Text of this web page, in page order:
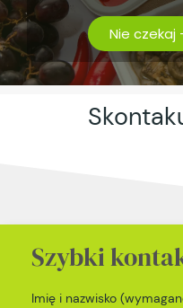
Nie czekaj
Szybki
Imię i nazwisko